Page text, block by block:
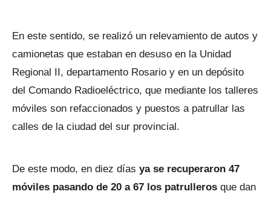
En este sentido, se realizó un relevamiento de autos y
camionetas que estaban en desuso en la Unidad
Regional II, departamento Rosario y en un depósito
del Comando Radioeléctrico, que mediante los talleres
móviles son refaccionados y puestos a patrullar las
calles de la ciudad del sur provincial.
De este modo, en diez días ya se recuperaron 47
móviles pasando de 20 a 67 los patrulleros que dan